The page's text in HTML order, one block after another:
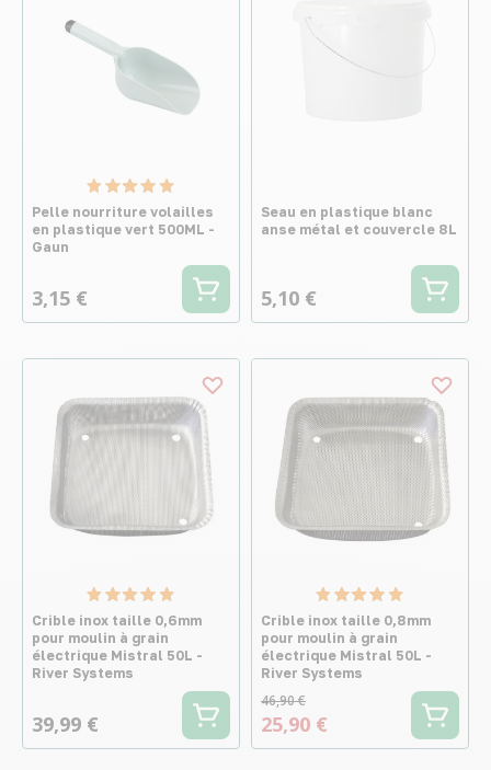
Pelle nourriture volailles
en plastique vert 500ML -
Gaun
3,15 €
Seau en plastique blanc
anse métal et couvercle 8L
5,10 €
Crible inox taille 0,6mm
pour moulin à grain
électrique Mistral 50L -
River Systems
39,99 €
Crible inox taille 0,8mm
pour moulin à grain
électrique Mistral 50L -
River Systems
46,90 €
25,90 €